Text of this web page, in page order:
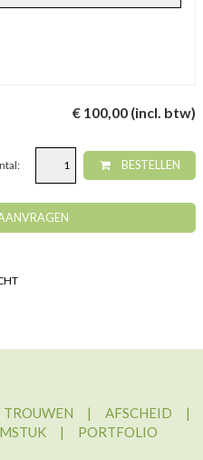
€ 100,00 (incl. btw)
BESTELLEN
TROUWEN | AFSCHEID |
| PORTFOLIO